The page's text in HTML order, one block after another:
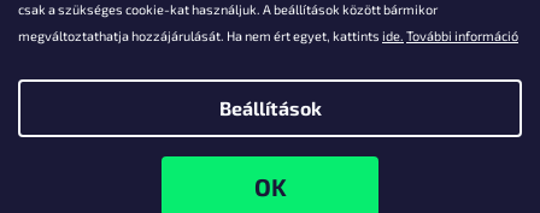
csak a szükséges cookie-kat használjuk. A beállítások között bármikor
megváltoztathatja hozzájárulását. Ha nem ért egyet, kattints ide. További információ
Beállítások
Falanzo.hu. Minden jog fenntartva.